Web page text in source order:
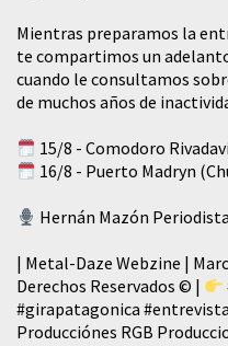
Mientras preparamos la
te compartimos un
cuando le consultamos
de muchos años de
15/8 - Comodoro
16/8 - Puerto Madryn
Hernán Mazón Periodista
| Metal-Daze Webzine |
Derechos Reservados © |
#girapatagonica #entrevista
Producciónes RGB